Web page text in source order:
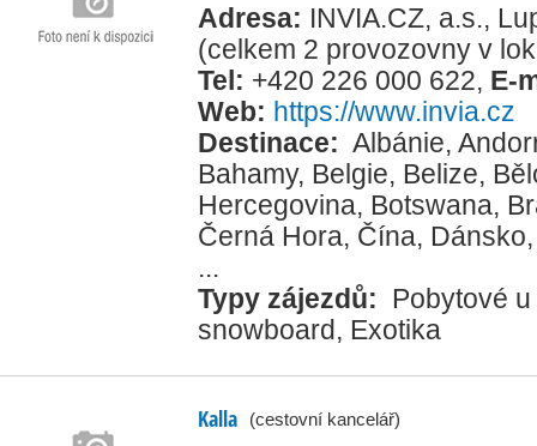
Adresa: INVIA.CZ, a.s.,
(celkem 2 provozovny v
Tel: +420 226 000 622, E-
Web: https://www.invia.cz
Destinace: Albánie,
Bahamy, Belgie, Belize,
Hercegovina, Botswana,
Černá Hora, Čína, Dánsko
...
Typy zájezdů:
Pobytové
snowboard, Exotika
Kalla (cestovní kancelář)